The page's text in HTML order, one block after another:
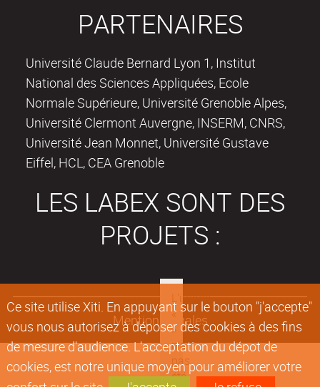
Ce site utilise Xiti. En appuyant sur le bouton "j'accepte"
vous nous autorisez à déposer des cookies à des fins
de mesure d'audience. L'acceptation du dépot de
cookies, est notre unique moyen pour améliorer votre
PARTENAIRES
Université Claude Bernard Lyon 1, Institut
National des Sciences Appliquées, Ecole
Normale Supérieure, Université Grenoble Alpes,
Université Clermont Auvergne, INSERM, CNRS,
Université Jean Monnet, Université Gustave
Eiffel, HCL, CEA Grenoble
LES LABEX SONT DES
PROJETS :
Mentions légales